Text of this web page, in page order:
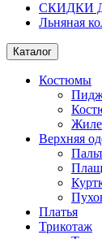
СКИДКИ
Льняная
Каталог
Костюмы
Верхняя
Платья
Трикотаж